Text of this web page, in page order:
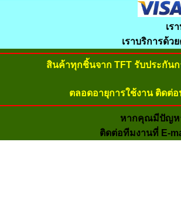
เร
เราบริการด้ว
สินค้าทุกชิ้นจาก TFT รับประกัน
ตลอดอายุการใช้งาน ติดต่
หากคุณมีปัญห
ติดต่อทีมงานที่ E-